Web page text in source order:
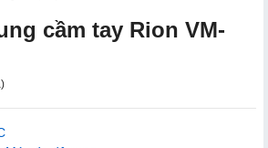
cầm tay Rion VM-